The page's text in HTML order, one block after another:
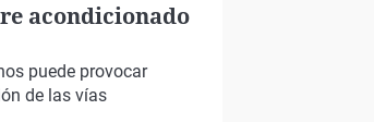
acondicionado
puede provocar
de las vías